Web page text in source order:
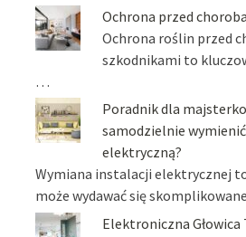
Ochrona przed
Ochrona roślin przed
szkodnikami to
…
Poradnik dla
samodzielnie
elektryczną?
Wymiana instalacji elektrycznej
może wydawać się
Elektroniczna